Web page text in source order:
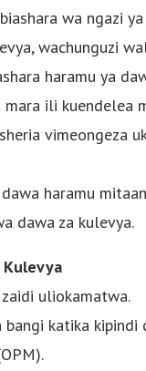
wa ngazi
wachunguzi
haramu ya
ili kuendelea
vimeongeza
haramu
dawa za kulevya.
Kulevya
uliokamatwa.
katika kipindi